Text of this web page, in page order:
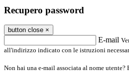
Recupero password
button close ×
E-mail
all'indirizzo indicato con le istruzioni
Non hai una e-mail associata al nome utente?